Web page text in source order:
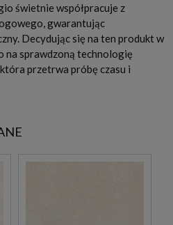
świetnie współpracuje z
gwarantując
Decydując się na ten produkt w
na sprawdzoną technologię
przetrwa próbę czasu i